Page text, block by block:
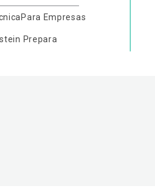
Para Empresas
Prepara